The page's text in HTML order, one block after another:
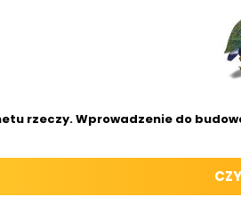
rzeczy. Wprowadzenie do